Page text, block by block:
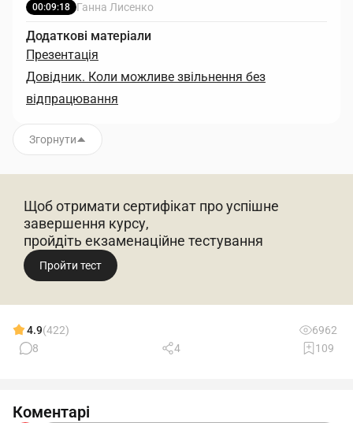
00:09:18 Ганна Лисенко
Додаткові матеріали
Презентація
Довідник. Коли можливе звільнення без
відпрацювання
Згорнути
Щоб отримати сертифікат про успішне
завершення курсу,
пройдіть екзаменаційне тестування
Пройти тест
4.9(422)
6962
8
4 109
Коментарі